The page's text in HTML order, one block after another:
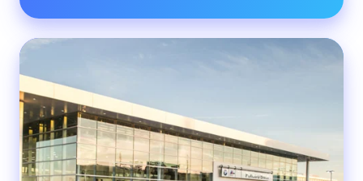
Policaro